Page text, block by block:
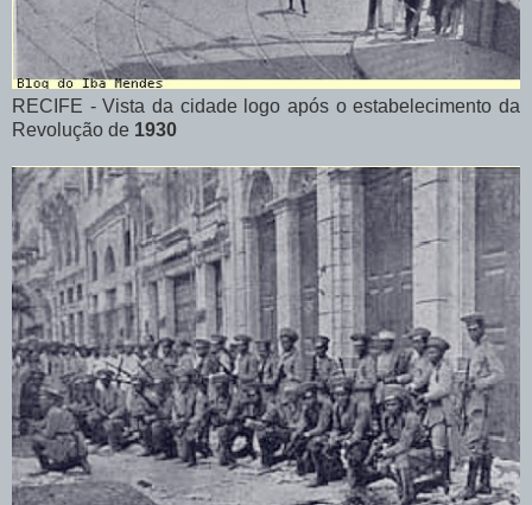
RECIFE - Vista da cidade logo após o estabelecimento da
Revolução de 1930